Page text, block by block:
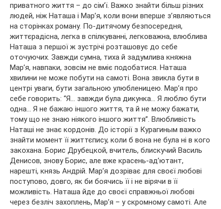
приватного життя – до сім’ї. Важко знайти більш різних
людей, ніж Наташа і Мар’я, коли вони вперше з’являються
на сторінках роману. По-дитячому безпосередня,
життєрадісна, легка в спілкуванні, легковажна, влюблива
Наташа з першої ж зустрічі розташовує до себе
оточуючих. Завжди сумна, тиха й задумлива княжна
Мар’я, навпаки, зовсім не вміє подобатися. Наташа
хвилини не може побути на самоті. Вона звикла бути в
центрі уваги, бути загальною улюбленицею. Мар’я про
себе говорить: “Я… завжди була дикунка… Я люблю бути
одна… Я не бажаю іншого життя, та й не можу бажати,
тому що не знаю ніякого іншого життя”. Влюбливість
Наташі не знає кордонів. До історії з Курагиным важко
знайти момент її життєпису, коли б вона не була ні в кого
закохана. Борис Друбецкой, вчитель, блискучий Василь
Денисов, знову Борис, але вже красень-ад’ютант,
нарешті, князь Андрій. Мар’я дозріває для своєї любові
поступово, довго, як би боячись її і не вірячи в її
можливість. Наташа йде до своєї справжньої любові
через безліч захоплень, Мар’я – у скромному самоті. Але